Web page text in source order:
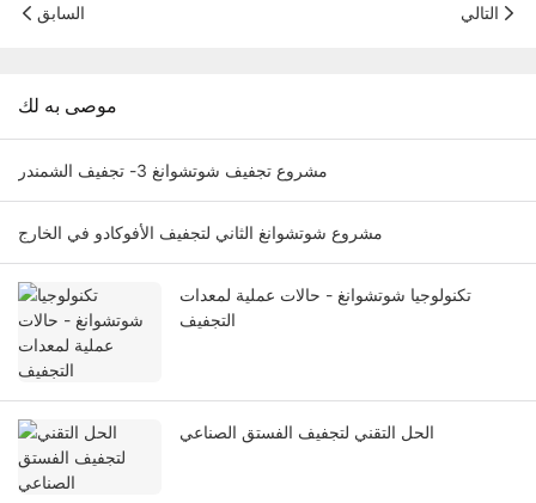
السابق التالي
موصى به لك
مشروع تجفيف شوتشوانغ 3- تجفيف الشمندر
مشروع شوتشوانغ الثاني لتجفيف الأفوكادو في الخارج
تكنولوجيا شوتشوانغ - حالات عملية لمعدات
التجفيف
الحل التقني لتجفيف الفستق الصناعي